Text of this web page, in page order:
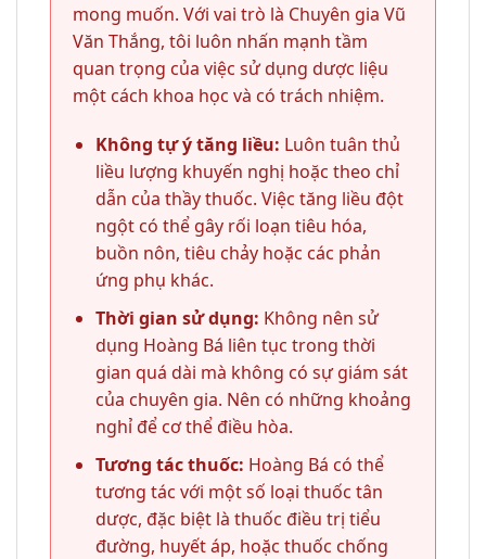
mong muốn. Với vai trò là Chuyên gia Vũ
Văn Thắng, tôi luôn nhấn mạnh tầm
quan trọng của việc sử dụng dược liệu
một cách khoa học và có trách nhiệm.
Không tự ý tăng liều: Luôn tuân thủ
liều lượng khuyến nghị hoặc theo chỉ
dẫn của thầy thuốc. Việc tăng liều đột
ngột có thể gây rối loạn tiêu hóa,
buồn nôn, tiêu chảy hoặc các phản
ứng phụ khác.
Thời gian sử dụng: Không nên sử
dụng Hoàng Bá liên tục trong thời
gian quá dài mà không có sự giám sát
của chuyên gia. Nên có những khoảng
nghỉ để cơ thể điều hòa.
Tương tác thuốc: Hoàng Bá có thể
tương tác với một số loại thuốc tân
dược, đặc biệt là thuốc điều trị tiểu
đường, huyết áp, hoặc thuốc chống